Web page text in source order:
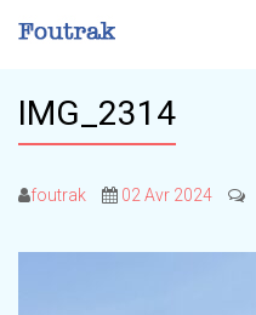
IMG_2314
foutrak 02 Avr 2024